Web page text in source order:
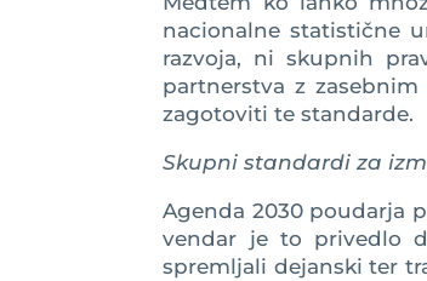
nacionalne statistične
razvoja, ni skupnih
partnerstva z
zagotoviti te standarde.
Skupni standardi za
Agenda 2030 poudarja
vendar je to privedlo
spremljali dejanski ter